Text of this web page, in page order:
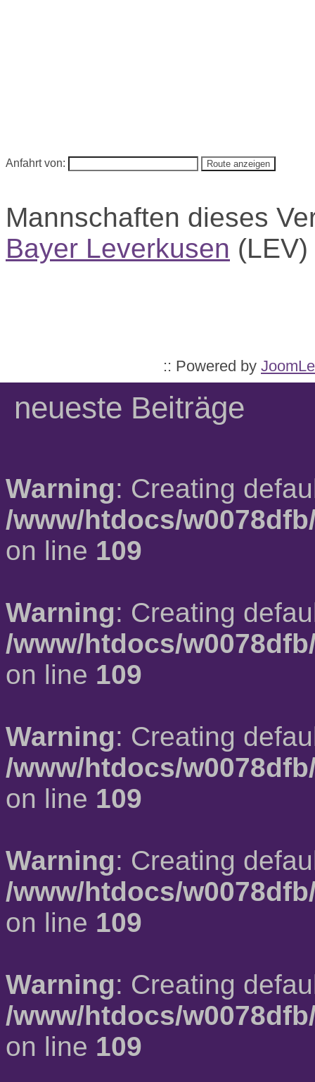
Anfahrt von:
Mannschaften dieses
Bayer Leverkusen (LEV)
:: Powered by
neueste Beiträge
Warning: Creating
/www/htdocs/
on line 109
Warning: Creating
/www/htdocs/
on line 109
Warning: Creating
/www/htdocs/
on line 109
Warning: Creating
/www/htdocs/
on line 109
Warning: Creating
/www/htdocs/
on line 109